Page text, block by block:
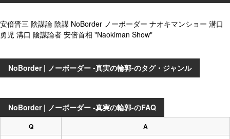
安倍晋三 陰謀論 陰謀 NoBorder ノーボーダー ナオキマンショー 溝口
勇児 溝口 陰謀論者 安倍首相 "Naokiman Show"
NoBorder | ノーボーダー -真実の輪郭-のタグ・ジャンル
NoBorder | ノーボーダー -真実の輪郭-のFAQ
Q A